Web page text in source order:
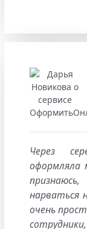
Через
оформляла
нарваться
очень